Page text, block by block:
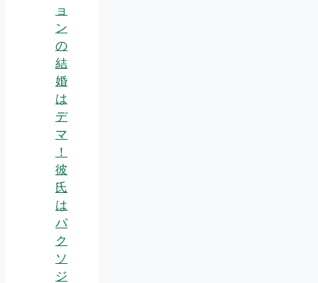
ョ
ン
の
結
婚
は
デ
マ
！
彼
氏
は
パ
ク
ソ
ジ